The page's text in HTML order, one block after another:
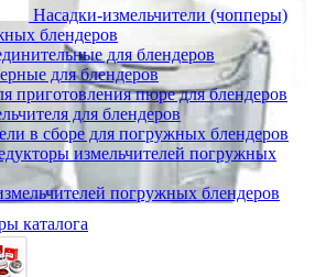
Насадки-измельчители (чопперы)
блендеров
для блендеров
для блендеров
приготовления пюре для блендеров
для блендеров
в сборе для погружных блендеров
измельчителей погружных
погружных блендеров
каталога